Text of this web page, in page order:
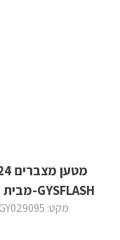
מטען
GYSFLASH-מבית לוירון
מקט: GY029095